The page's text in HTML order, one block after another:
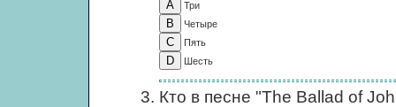
Три
Четыре
Пять
Шесть
Кто в песне "The Ballad of